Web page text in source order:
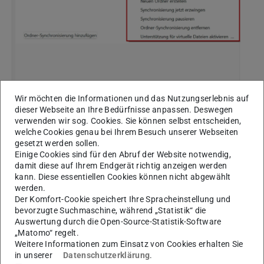
Schritt 2 – Datentypen aus-/einschließen
Wählen Sie zunächst den Ordner (oder für alle Ordner
Schritt 1 oben) aus, für den Sie ein Ignoriermuster
hinzufügen/bearbeiten möchten
(Sie sehen Ihre Ordner wie im Bild 4). Klicken Sie dann mit
der rechten Maustaste auf den Ordner und wählen Sie
„Ignorierte Dateien bearbeiten”.
Danach öffnet sich ein Fenster wie im Bild 5.
Wir möchten die Informationen und das Nutzungserlebnis auf
dieser Webseite an Ihre Bedürfnisse anpassen. Deswegen
verwenden wir sog. Cookies. Sie können selbst entscheiden,
welche Cookies genau bei Ihrem Besuch unserer Webseiten
gesetzt werden sollen.
Einige Cookies sind für den Abruf der Website notwendig,
damit diese auf Ihrem Endgerät richtig anzeigen werden
kann. Diese essentiellen Cookies können nicht abgewählt
werden.
Der Komfort-Cookie speichert Ihre Spracheinstellung und
bevorzugte Suchmaschine, während „Statistik“ die
Auswertung durch die Open-Source-Statistik-Software
„Matomo“ regelt.
Weitere Informationen zum Einsatz von Cookies erhalten Sie
in unserer
Datenschutzerklärung.